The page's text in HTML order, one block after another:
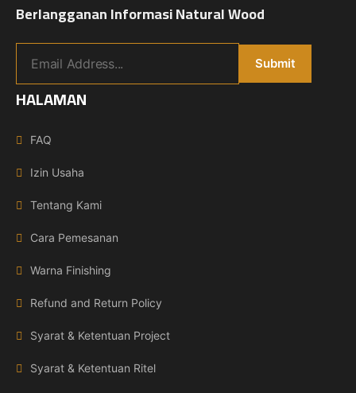
Berlangganan Informasi Natural Wood
HALAMAN
FAQ
Izin Usaha
Tentang Kami
Cara Pemesanan
Warna Finishing
Refund and Return Policy
Syarat & Ketentuan Project
Syarat & Ketentuan Ritel